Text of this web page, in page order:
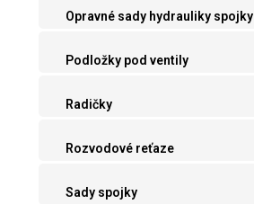
Opravné sady hydrauliky spojky
Podložky pod ventily
Radičky
Rozvodové reťaze
Sady spojky